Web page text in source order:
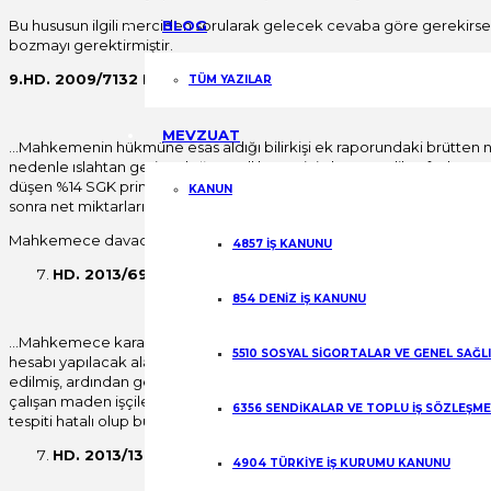
BLOG
TÜM YAZILAR
MEVZUAT
KANUN
4857 İŞ KANUNU
854 DENİZ İŞ KANUNU
5510 SOSYAL SİGORTALAR VE GENEL
6356 SENDİKALAR VE TOPLU İŞ
4904 TÜRKİYE İŞ KURUMU KANUNU
Bu hususun ilgili merciden sorularak gelecek cevaba göre
bozmayı gerektirmiştir.
9.HD. 2009/7132 E. 2011/6766 K. 14.03.2011
…Mahkemenin hükmüne esas aldığı bilirkişi ek raporundaki
nedenle ıslahtan geriye doğru 5 yıllık süre için hesap edilen fazla
düşen %14 SGK prim keseneği, %1 işsizlik sigortası, (prim ve
sonra net miktarları bulunmalı, fazla mesai ücretinden %25
Mahkemece davacı vekilinin bu yöne ilişkin itirazları dikkate
HD. 2013/6955 E. 2013/6037 K. 09/04/2013
…Mahkemece karara esas alınan bilirkişi raporunda, daha önce
hesabı yapılacak alacak kalemine göre brüt ücretten hareketle net
edilmiş, ardından gelir vergisi, sigorta primi, damga vergisi gibi yasal
çalışan maden işçilerinin yer altında çalıştıkları sürede aldıkları
tespiti hatalı olup bu husus bozma nedenidir.
HD. 2013/13413 E. 2013/14234 K. 10.09.2013